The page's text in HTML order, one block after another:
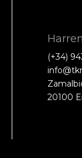
(+34)
20100